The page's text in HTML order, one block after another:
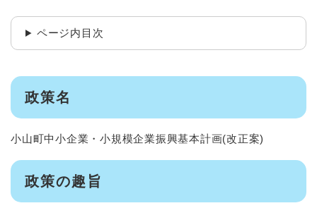
2026年6月27日更新
ページ内目次
政策名
小山町中小企業・小規模企業振興基本計画(改正案)
政策の趣旨